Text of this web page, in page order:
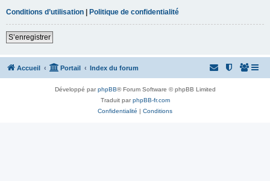
Conditions d’utilisation | Politique de confidentialité
S’enregistrer
Accueil Portail Index du forum
Développé parphpBB® Forum Software © phpBB Limited
Traduit parphpBB-fr.com
Confidentialité | Conditions